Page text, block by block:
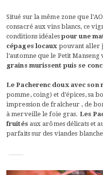
Situé sur la même zone que
consacré aux vins blancs, ce
conditions idéales pour une
cépages locaux pouvant aller
l’automne que le Petit
grains murissent puis se
Le Pacherenc doux avec
pomme, coing) et d’épices, sa
impression de fraîcheur , de
à merveille le foie gras. Les
fruités aux arômes délicats et
parfaits sur des viandes